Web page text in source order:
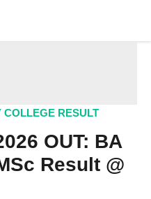
COLLEGE RESULT
OUT: BA
Result @